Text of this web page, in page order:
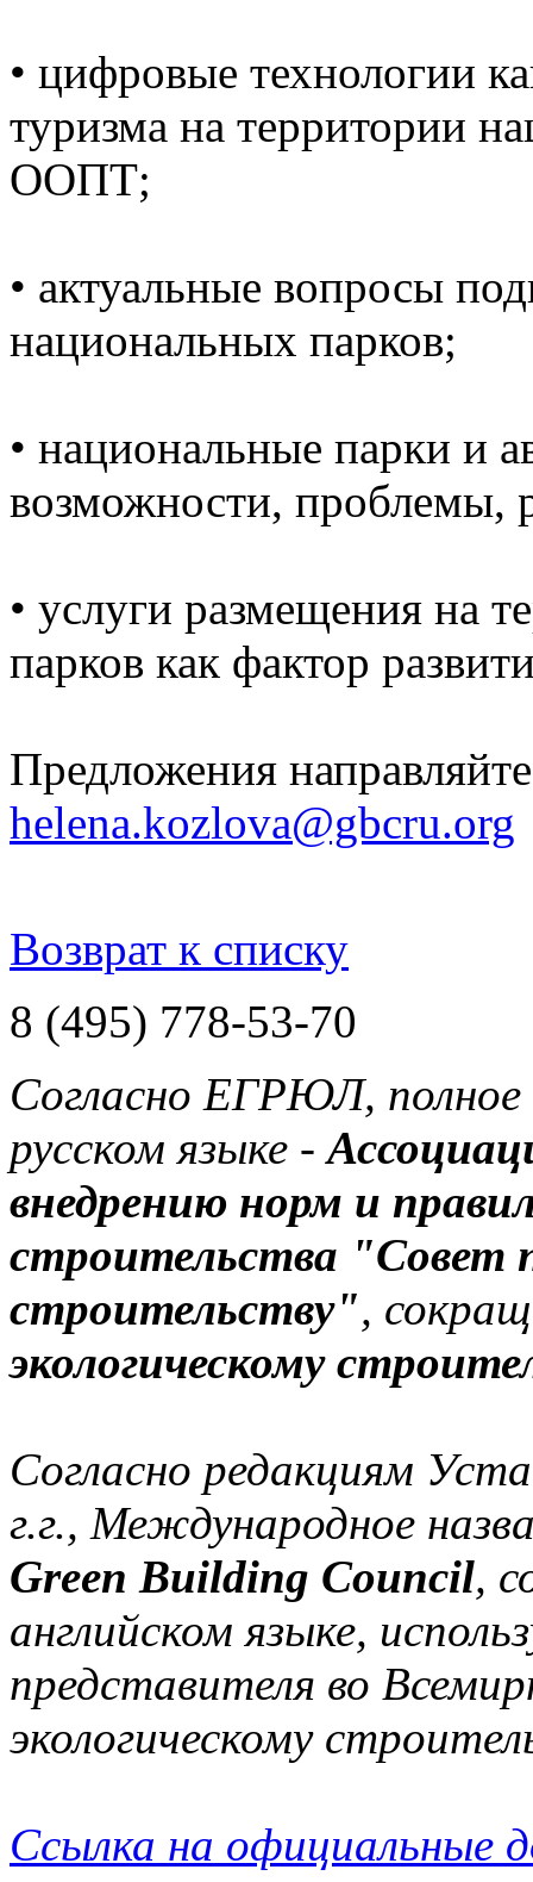
• цифровые технологии
туризма на территории
ООПТ;
• актуальные вопросы
национальных парков;
• национальные парки и
возможности, проблемы,
• услуги размещения на
парков как фактор
Предложения
helena.kozlova@gbcru.org
Возврат к списку
8 (495) 778-53-70
Согласно ЕГРЮЛ, полное
русском языке -
внедрению норм и правил
строительства "Совет
строительству",
экологическому
Согласно редакциям
г.г., Международное
Green Building Council,
английском языке,
представителя во
экологическому
Ссылка на официальные